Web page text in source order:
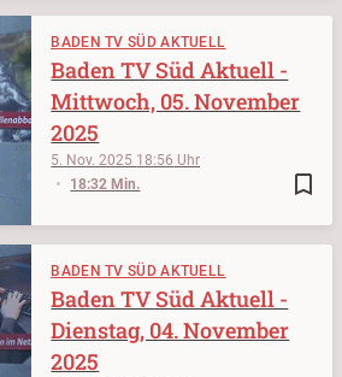
BADEN TV SÜD AKTUELL
bookmark_border
5. Nov. 2025 18:56
18:32 Min.
Baden TV Süd Aktuell -
Mittwoch, 05. November
2025
BADEN TV SÜD AKTUELL
Baden TV Süd Aktuell -
Dienstag, 04. November
2025